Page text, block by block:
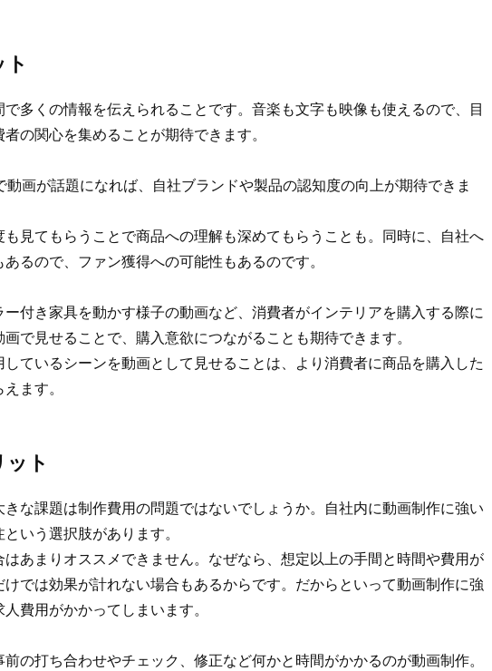
多くの情報を伝えられることです。音楽も文字も映像も使えるので、目
の関心を集めることが期待できます。
画が話題になれば、自社ブランドや製品の認知度の向上が期待できま
見てもらうことで商品への理解も深めてもらうことも。同時に、自社へ
るので、ファン獲得への可能性もあるのです。
付き家具を動かす様子の動画など、消費者がインテリアを購入する際に
で見せることで、購入意欲につながることも期待できます。
ているシーンを動画として見せることは、より消費者に商品を購入した
ます。
ト
な課題は制作費用の問題ではないでしょうか。自社内に動画制作に強い
いう選択肢があります。
あまりオススメできません。なぜなら、想定以上の手間と時間や費用が
では効果が計れない場合もあるからです。だからといって動画制作に強
費用がかかってしまいます。
の打ち合わせやチェック、修正など何かと時間がかかるのが動画制作。